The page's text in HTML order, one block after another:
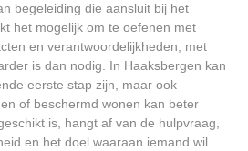
begeleiding die aansluit bij het
het mogelijk om te oefenen met
en verantwoordelijkheden, met
is dan nodig. In Haaksbergen kan
eerste stap zijn, maar ook
of beschermd wonen kan beter
is, hangt af van de hulpvraag,
en het doel waaraan iemand wil